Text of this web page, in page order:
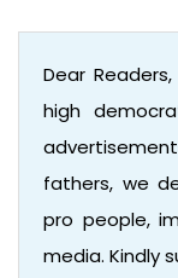
Dear
high
fathers, we
pro people,
media. Kindly